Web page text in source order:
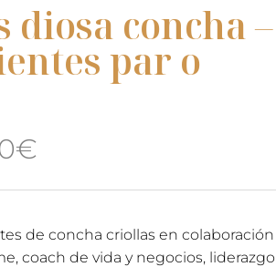
diosa concha –
par o
€
de concha criollas en colaboración
coach de vida y negocios, liderazgo